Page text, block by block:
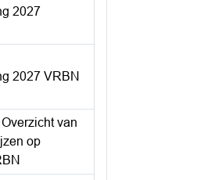
2027
2027 VRBN
van
op